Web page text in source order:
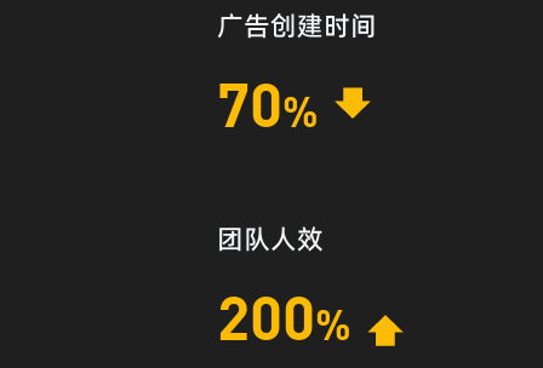
广告创建时间
70%
团队人效
200%